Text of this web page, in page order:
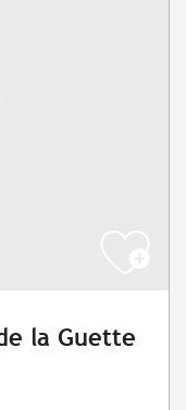
la Guette